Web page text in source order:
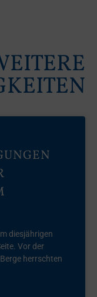
diesjährigen
Vor der
herrschten